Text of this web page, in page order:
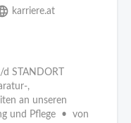
karriere.at
STANDORT
,
an unseren
und Pflege • von